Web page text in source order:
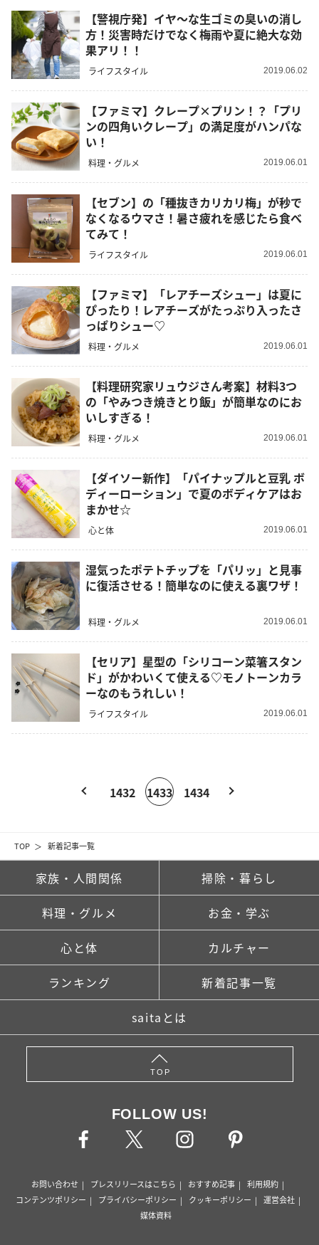
TOP 新着記事一覧
【警視庁発】イヤ～な生ゴミの臭いの消し
方！災害時だけでなく梅雨や夏に絶大な効
果アリ！！
ライフスタイル 2019.06.02
【ファミマ】クレープ×プリン！？「プリ
ンの四角いクレープ」の満足度がハンパな
い！
料理・グルメ 2019.06.01
【セブン】の「種抜きカリカリ梅」が秒で
なくなるウマさ！暑さ疲れを感じたら食べ
てみて！
ライフスタイル 2019.06.01
【ファミマ】「レアチーズシュー」は夏に
ぴったり！レアチーズがたっぷり入ったさ
っぱりシュー♡
料理・グルメ 2019.06.01
【料理研究家リュウジさん考案】材料3つ
の「やみつき焼きとり飯」が簡単なのにお
いしすぎる！
料理・グルメ 2019.06.01
【ダイソー新作】「パイナップルと豆乳 ボ
ディーローション」で夏のボディケアはお
まかせ☆
心と体 2019.06.01
湿気ったポテトチップを「パリッ」と見事
に復活させる！簡単なのに使える裏ワザ！
料理・グルメ 2019.06.01
【セリア】星型の「シリコーン菜箸スタン
ド」がかわいくて使える♡モノトーンカラ
ーなのもうれしい！
ライフスタイル 2019.06.01
1432 1433 1434
家族・人間関係 掃除・暮らし
料理・グルメ お金・学ぶ
心と体 カルチャー
ランキング 新着記事一覧
saitaとは
TOP
FOLLOW US!
お問い合わせ プレスリリースはこちら おすすめ記事
利用規約
コンテンツポリシー
プライバシーポリシー クッキーポリシー
運営会社
媒体資料